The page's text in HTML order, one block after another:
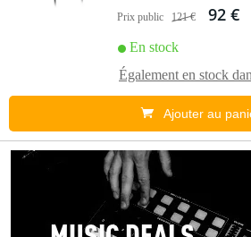
Prix public 121 € 92 €
En stock
Également en stock
Ajouter au